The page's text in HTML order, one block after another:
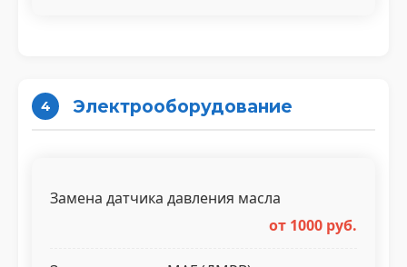
4 Электрооборудование
Замена датчика давления масла
от 1000 руб.